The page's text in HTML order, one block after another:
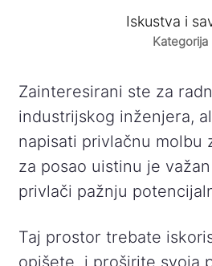
Iskustva i
Kategorija
Zainteresirani ste za
industrijskog inženjera,
napisati privlačnu molbu
za posao uistinu je
privlači pažnju
Taj prostor trebate
opišete i proširite svoja